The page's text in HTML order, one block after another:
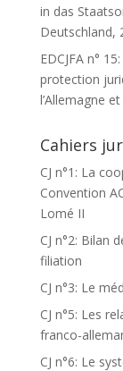
in das
Deutschland,
EDCJFA n°
protection
l’Allemagne
Cahiers
CJ n°1: La
Convention
Lomé II
CJ n°2: Bilan
filiation
CJ n°3: Le
CJ n°5: Les
franco-
CJ n°6: Le